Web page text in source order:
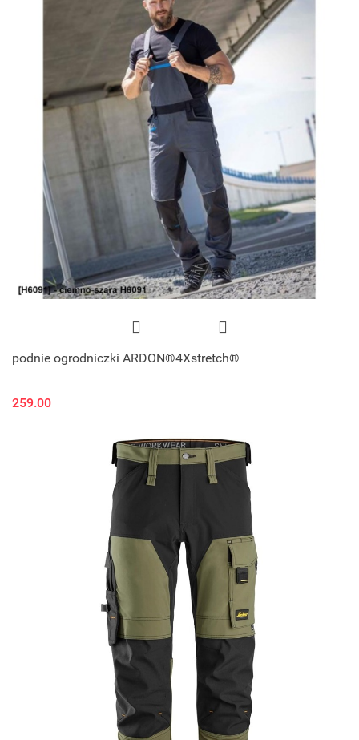
podnie ogrodniczki ARDON®4Xstretch®
259.00